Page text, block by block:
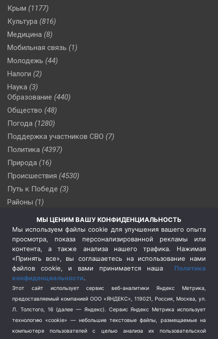
Крым (1177)
Культура (816)
Медицина (8)
Мобильная связь (1)
Молодежь (44)
Налоги (2)
Наука (3)
Образование (440)
Общество (48)
Погода (1280)
Поддержка участников СВО (7)
Политика (4397)
Природа (16)
Происшествия (4530)
Путь к Победе (3)
Районы (1)
(510)
Сельское хозяйство (3)
Социальная политика
(3)
Спецоперация в Украине
Спецоперация на Украине
(404)
Спорт (740)
Терроризм (1)
Транспорт (262)
Туризм (178)
МЫ ЦЕНИМ ВАШУ КОНФИДЕНЦИАЛЬНОСТЬ
Мы используем файлы cookie для улучшения вашего опыта
просмотра, показа персонализированной рекламы или
контента, а также анализа нашего трафика. Нажимая
«Принять все», вы соглашаетесь на использование нами
файлов cookie, и вами принимается наша Политика
конфиденциальности.
Этот сайт использует сервис веб-аналитики Яндекс Метрика,
предоставляемый компанией ООО «ЯНДЕКС», 119021, Россия, Москва, ул.
Л. Толстого, 16 (далее — Яндекс). Сервис Яндекс Метрика использует
технологию «cookie» — небольшие текстовые файлы, размещаемые на
компьютере пользователей с целью анализа их пользовательской